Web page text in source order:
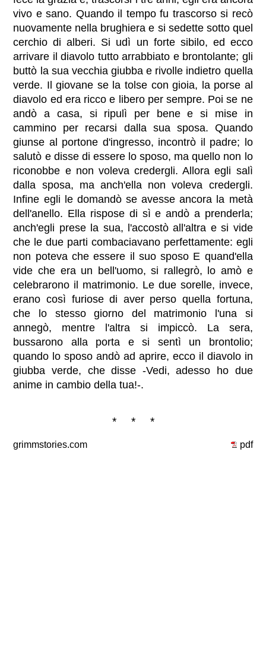
vivo e sano. Quando il tempo fu trascorso si recò
nuovamente nella brughiera e si sedette sotto quel
cerchio di alberi. Si udì un forte sibilo, ed ecco
arrivare il diavolo tutto arrabbiato e brontolante; gli
buttò la sua vecchia giubba e rivolle indietro quella
verde. Il giovane se la tolse con gioia, la porse al
diavolo ed era ricco e libero per sempre. Poi se ne
andò a casa, si ripulì per bene e si mise in
cammino per recarsi dalla sua sposa. Quando
giunse al portone d'ingresso, incontrò il padre; lo
salutò e disse di essere lo sposo, ma quello non lo
riconobbe e non voleva credergli. Allora egli salì
dalla sposa, ma anch'ella non voleva credergli.
Infine egli le domandò se avesse ancora la metà
dell'anello. Ella rispose di sì e andò a prenderla;
anch'egli prese la sua, l'accostò all'altra e si vide
che le due parti combaciavano perfettamente: egli
non poteva che essere il suo sposo E quand'ella
vide che era un bell'uomo, si rallegrò, lo amò e
celebrarono il matrimonio. Le due sorelle, invece,
erano così furiose di aver perso quella fortuna,
che lo stesso giorno del matrimonio l'una si
annegò, mentre l'altra si impiccò. La sera,
bussarono alla porta e si sentì un brontolio;
quando lo sposo andò ad aprire, ecco il diavolo in
giubba verde, che disse -Vedi, adesso ho due
anime in cambio della tua!-.
* * *
grimmstories.com pdf